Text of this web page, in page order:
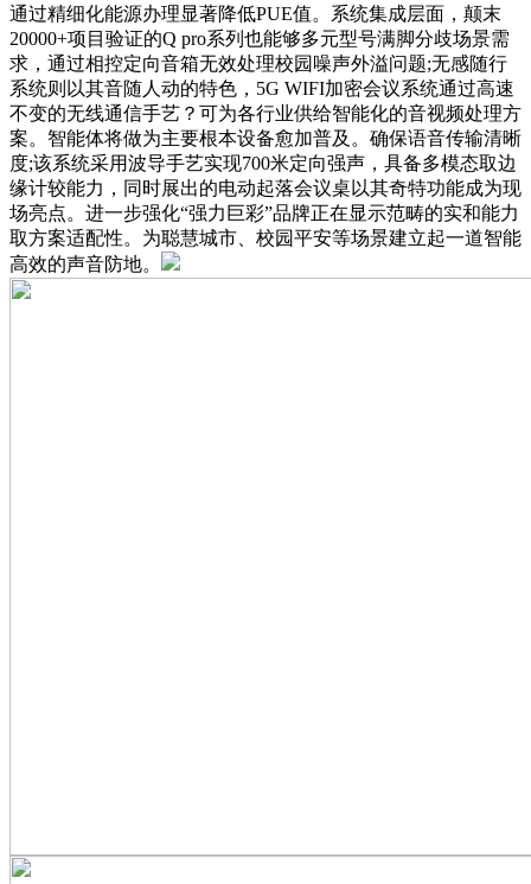
通过精细化能源办理显著降低PUE值。系统集成层面，颠末
20000+项目验证的Q pro系列也能够多元型号满脚分歧场景需
求，通过相控定向音箱无效处理校园噪声外溢问题;无感随行
系统则以其音随人动的特色，5G WIFI加密会议系统通过高速
不变的无线通信手艺？可为各行业供给智能化的音视频处理方
案。智能体将做为主要根本设备愈加普及。确保语音传输清晰
度;该系统采用波导手艺实现700米定向强声，具备多模态取边
缘计较能力，同时展出的电动起落会议桌以其奇特功能成为现
场亮点。进一步强化“强力巨彩”品牌正在显示范畴的实和能力
取方案适配性。为聪慧城市、校园平安等场景建立起一道智能
高效的声音防地。